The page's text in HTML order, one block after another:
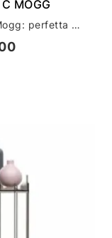
MOGG
Scopri la libreria Metrica Wall C di Mogg: perfetta per arredare la tua casa con stile ed eleganza